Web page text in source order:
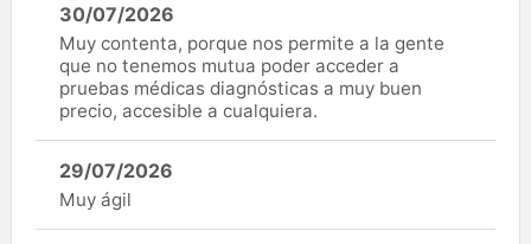
30/07/2026
Muy contenta, porque nos permite a la gente
que no tenemos mutua poder acceder a
pruebas médicas diagnósticas a muy buen
precio, accesible a cualquiera.
29/07/2026
Muy ágil